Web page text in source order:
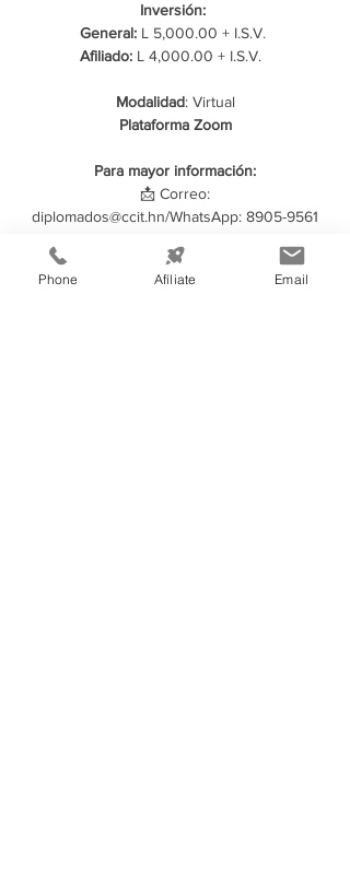
Inversión:
General: L 5,000.00 + I.S.V.
Afiliado: L 4,000.00 + I.S.V.
Modalidad: Virtual
Plataforma Zoom
Para mayor información:
📩 Correo:
diplomados@ccit.hn/WhatsApp: 8905-9561
Compartir este evento
Phone Afíliate Email